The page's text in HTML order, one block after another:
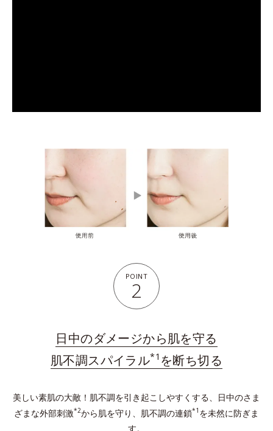
POINT
2
日中のダメージから肌を守る
肌不調スパイラル*1 を断ち切る
美しい素肌の大敵！肌不調を引き起こしやすくする、日中のさま
ざまな外部刺激*2から肌を守り、肌不調の連鎖*1 を未然に防ぎま
す。